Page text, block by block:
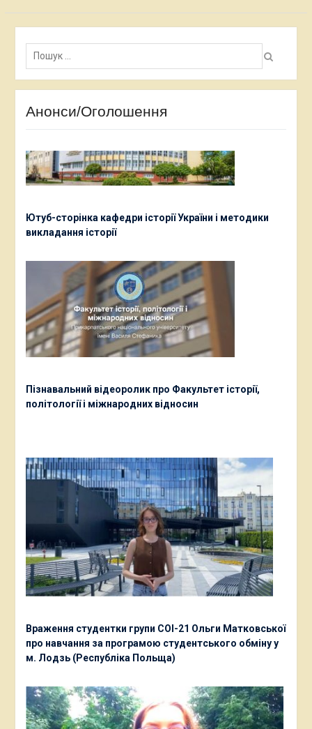
Пошук:
Анонси/Оголошення
Ютуб-сторінка кафедри історії України і методики
викладання історії
Пізнавальний відеоролик про Факультет історії,
політології і міжнародних відносин
Враження студентки групи СОІ-21 Ольги Матковської
про навчання за програмою студентського обміну у
м. Лодзь (Республіка Польща)